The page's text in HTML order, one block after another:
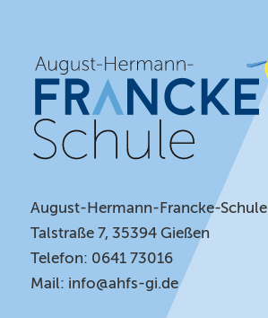
August-Hermann-Francke-Schule
Talstraße 7, 35394 Gießen
Telefon: 0641 73016
Mail: info@ahfs-gi.de